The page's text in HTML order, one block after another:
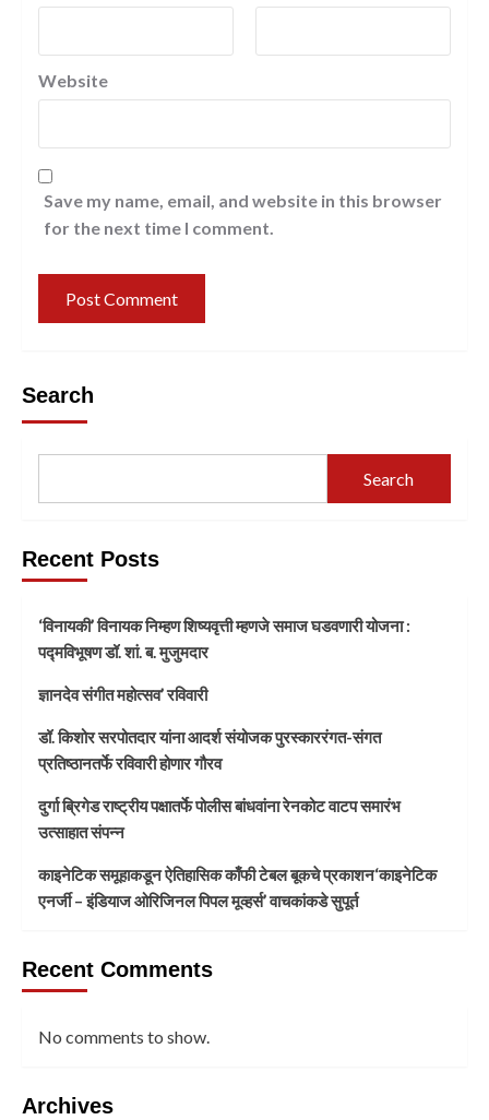
Website
Save my name, email, and website in this browser
for the next time I comment.
Search
Search
Recent Posts
‘विनायकी’ विनायक निम्हण शिष्यवृत्ती म्हणजे समाज घडवणारी योजना :
पद्मविभूषण डॉ. शां. ब. मुजुमदार
ज्ञानदेव संगीत महोत्सव’ रविवारी
डॉ. किशोर सरपोतदार यांना आदर्श संयोजक पुरस्काररंगत-संगत
प्रतिष्ठानतर्फे रविवारी होणार गौरव
दुर्गा ब्रिगेड राष्ट्रीय पक्षातर्फे पोलीस बांधवांना रेनकोट वाटप समारंभ
उत्साहात संपन्न
काइनेटिक समूहाकडून ऐतिहासिक काँफी टेबल बूकचे प्रकाशन‘काइनेटिक
एनर्जी – इंडियाज ओरिजिनल पिपल मूव्हर्स’ वाचकांकडे सुपूर्त
Recent Comments
No comments to show.
Archives